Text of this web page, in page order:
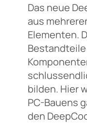
Das neue
aus
Elementen.
bilden. Hier
PC-Bauens
den